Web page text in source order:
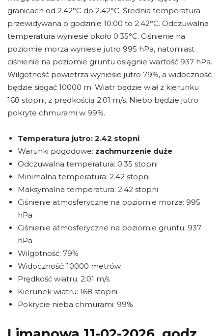
granicach od 2.42°C do 2.42°C. Średnia temperatura
przewidywana o godzinie 10:00 to 2.42°C. Odczuwalna
temperatura wyniesie około 0.35°C. Ciśnienie na
poziomie morza wyniesie jutro 995 hPa, natomiast
ciśnienie na poziomie gruntu osiągnie wartość 937 hPa.
Wilgotność powietrza wyniesie jutro 79%, a widoczność
będzie sięgać 10000 m. Wiatr będzie wiał z kierunku
168 stopni, z prędkością 2.01 m/s. Niebo będzie jutro
pokryte chmurami w 99%.
Temperatura jutro: 2.42 stopni
Warunki pogodowe: zachmurzenie duże
Odczuwalna temperatura: 0.35 stopni
Minimalna temperatura: 2.42 stopni
Maksymalna temperatura: 2.42 stopni
Ciśnienie atmosferyczne na poziomie morza: 995
hPa
Ciśnienie atmosferyczne na poziomie gruntu: 937
hPa
Wilgotność: 79%
Widoczność: 10000 metrów
Prędkość wiatru: 2.01 m/s
Kierunek wiatru: 168 stopni
Pokrycie nieba chmurami: 99%